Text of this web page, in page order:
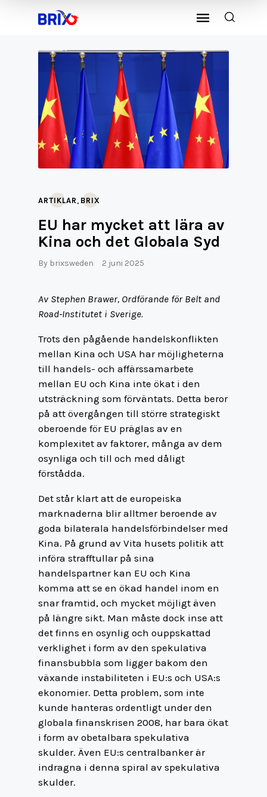
ARTIKLAR , BRIX
EU har mycket att lära av
Kina och det Globala Syd
By brixsweden 2 juni 2025
Av Stephen Brawer, Ordförande för Belt and
Road-Institutet i Sverige.
Trots den pågående handelskonflikten
mellan Kina och USA har möjligheterna
till handels- och affärssamarbete
mellan EU och Kina inte ökat i den
utsträckning som förväntats. Detta beror
på att övergången till större strategiskt
oberoende för EU präglas av en
komplexitet av faktorer, många av dem
osynliga och till och med dåligt
förstådda.
Det står klart att de europeiska
marknaderna blir alltmer beroende av
goda bilaterala handelsförbindelser med
Kina. På grund av Vita husets politik att
införa strafftullar på sina
handelspartner kan EU och Kina
komma att se en ökad handel inom en
snar framtid, och mycket möjligt även
på längre sikt. Man måste dock inse att
det finns en osynlig och ouppskattad
verklighet i form av den spekulativa
finansbubbla som ligger bakom den
växande instabiliteten i EU:s och USA:s
ekonomier. Detta problem, som inte
kunde hanteras ordentligt under den
globala finanskrisen 2008, har bara ökat
i form av obetalbara spekulativa
skulder. Även EU:s centralbanker är
indragna i denna spiral av spekulativa
skulder.